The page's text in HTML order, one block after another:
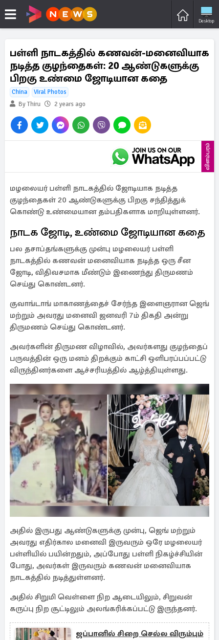
Desktop
பள்ளி நாடகத்தில் கணவன்-மனைவியாக
நடித்த குழந்தைகள்: 20 ஆண்டுகளுக்கு
பிறகு உண்மை ஜோடியான கதை
China
Viral Photos
By Thiru
2 years ago
விளம்பரம்
மழலையர் பள்ளி நாடகத்தில் ஜோடியாக நடித்த
குழந்தைகள் 20 ஆண்டுகளுக்கு பிறகு சந்தித்துக்
கொண்டு உண்மையான தம்பதிகளாக மாறியுள்ளனர்.
நாடக ஜோடி, உண்மை ஜோடியான கதை
பல தசாப்தங்களுக்கு முன்பு மழலையர் பள்ளி
நாடகத்தில் கணவன் மனைவியாக நடித்த ஒரு சீன
ஜோடி, விதிவசமாக மீண்டும் இணைந்து திருமணம்
செய்து கொண்டனர்.
குவாங்டாங் மாகாணத்தைச் சேர்ந்த இளைஞரான ஜெங்
மற்றும் அவரது மனைவி ஜனவரி 7ம் திகதி அன்று
திருமணம் செய்து கொண்டனர்.
அவர்களின் திருமண விழாவில், அவர்களது குழந்தைப்
பருவத்தின் ஒரு மனம் திறக்கும் காட்சி ஒளிபரப்பப்பட்டு
விருந்தினர்களை ஆச்சரியத்தில் ஆழ்த்தியுள்ளது.
அதில் இருபது ஆண்டுகளுக்கு முன்பு, ஜெங் மற்றும்
அவரது எதிர்கால மனைவி இருவரும் ஒரே மழலையர்
பள்ளியில் பயின்றதும், அப்போது பள்ளி நிகழ்ச்சியின்
போது, அவர்கள் இருவரும் கணவன் மனைவியாக
நாடகத்தில் நடித்துள்ளனர்.
அதில் சிறுமி வெள்ளை நிற ஆடையிலும், சிறுவன்
கருப்பு நிற சூட்டிலும் அலங்கரிக்கப்பட்டு இருந்தனர்.
ஜப்பானில் சிறை செல்ல விரும்பும்